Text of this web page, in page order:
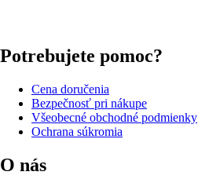
Potrebujete pomoc?
Cena doručenia
Bezpečnosť pri nákupe
Všeobecné obchodné podmienky
Ochrana súkromia
O nás